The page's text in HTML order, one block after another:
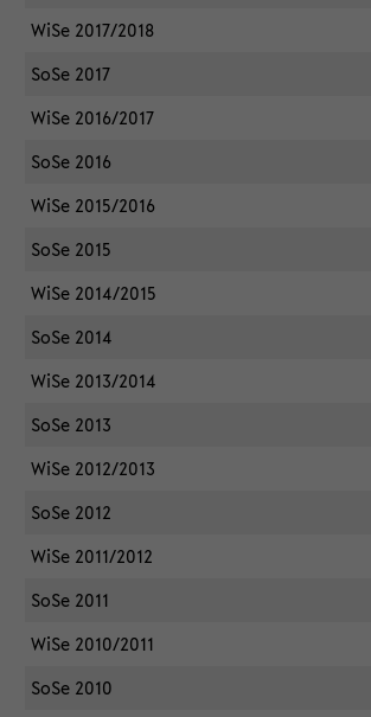
WiSe 2017/2018
SoSe 2017
WiSe 2016/2017
SoSe 2016
WiSe 2015/2016
SoSe 2015
WiSe 2014/2015
SoSe 2014
WiSe 2013/2014
SoSe 2013
WiSe 2012/2013
SoSe 2012
WiSe 2011/2012
SoSe 2011
WiSe 2010/2011
SoSe 2010